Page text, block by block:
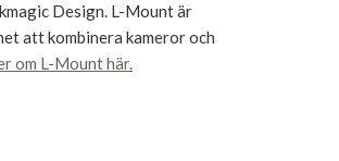
Design. L-Mount är
att kombinera kameror och
om L-Mount här.